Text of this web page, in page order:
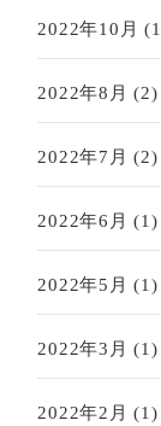
2022年10月
2022年8月 (2)
2022年7月 (2)
2022年6月 (1)
2022年5月 (1)
2022年3月 (1)
2022年2月 (1)